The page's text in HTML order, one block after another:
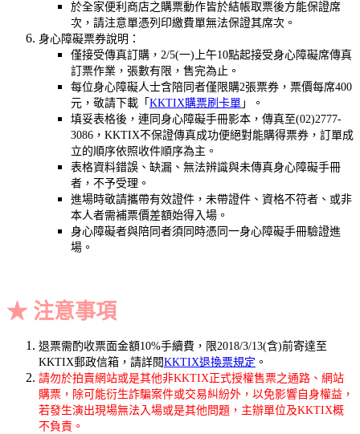
於全家便利商店之購票動作皆於結帳取票後方能保證席
次，請注意單憑列印繳費單無法保證其席次。
身心障礙票券說明：
僅接受傳真訂購，2/5(一)上午10點起接受身心障礙席傳真
訂票作業，張數有限，售完為止。
每位身心障礙人士含陪同者僅限購2張票券，票價每席400
元，敬請下載「 KKTIX購票刷卡單 」。
填妥表格後，連同身心障礙手冊影本，傳真至(02)2777-
3086，KKTIX不保證傳真成功便絕對能購得票券，訂單成
立的順序依照收件順序為主。
表格資料錯誤、缺漏、無法辨識與未傳真身心障礙手冊
者，不予受理。
進場時敬請攜帶有效證件，未帶證件、資格不符者、或非
本人者需補票價差額始得入場。
身心障礙者與陪同者須同時憑同一身心障礙手冊驗證進
場。
★ 注意事項
退票需酌收票面金額10%手續費，限2018/3/13(含)前寄達至
KKTIX郵政信箱，請詳閱KKTIX退換票規定 。
請勿於拍賣網站或是其他非KKTIX正式授權售票之通路、網站
購票，除可能衍生詐騙案件或交易糾紛外，以免影響自身權益，
若發生演出現場無法入場或是其他問題，主辦單位及KKTIX概
不負責。